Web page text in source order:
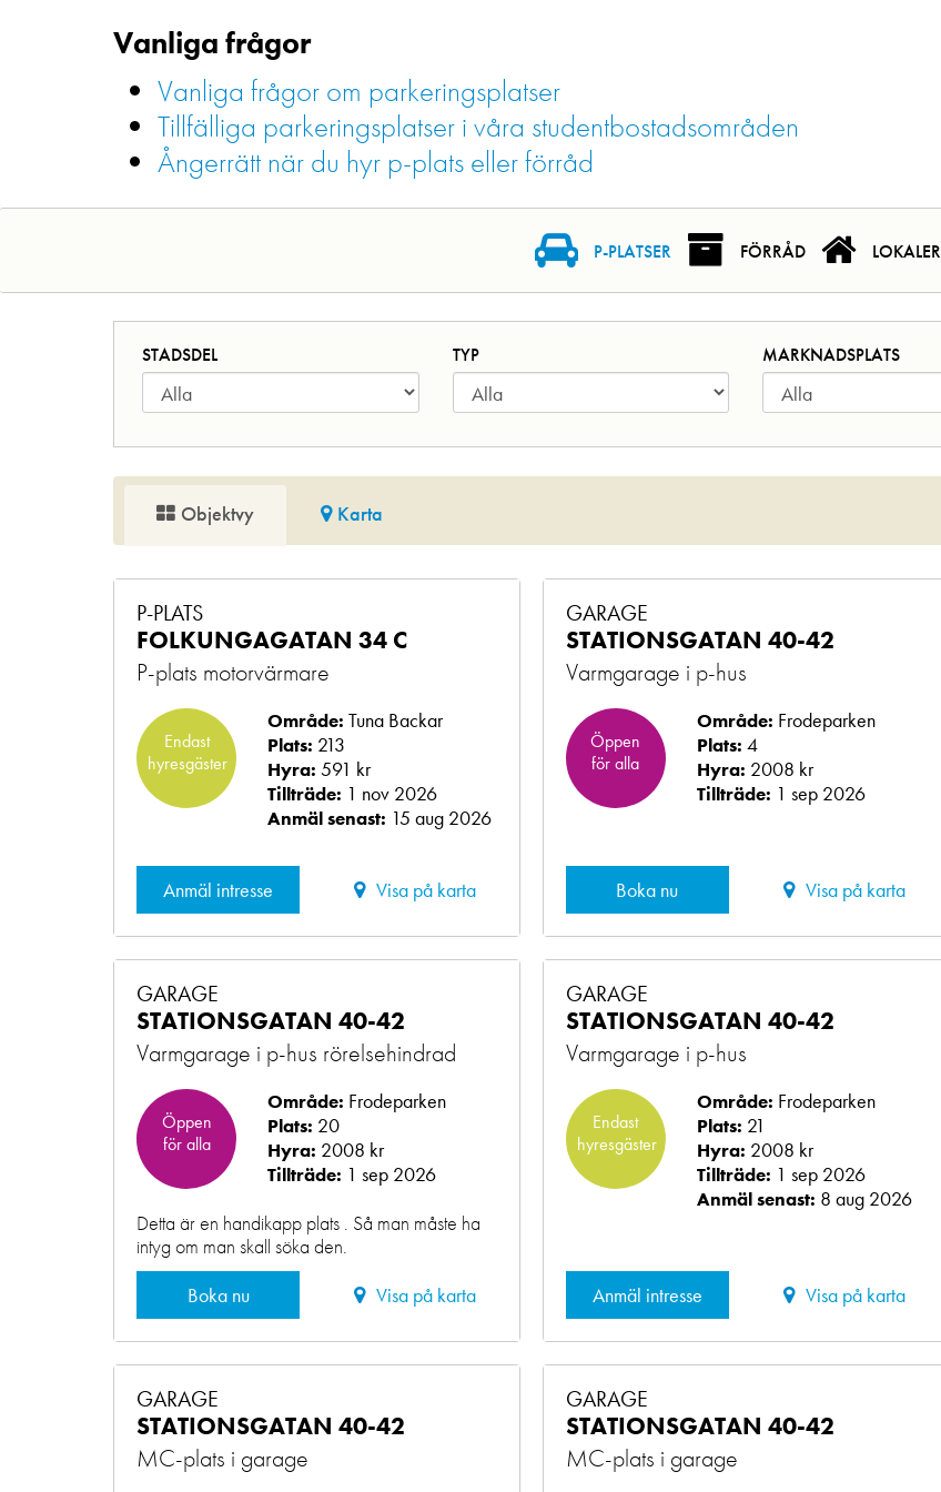
Vanliga frågor
Vanliga frågor om parkeringsplatser
Tillfälliga parkeringsplatser i våra studentbostadsområden
Ångerrätt när du hyr p-plats eller förråd
P-PLATSER FÖRRÅD LOKALER
STADSDEL TYP MARKNADSPLATS
Objektvy Karta
P-PLATS
FOLKUNGAGATAN 34 C
P-plats motorvärmare
Endast
hyresgäster
Område: Tuna Backar
Plats: 213
Hyra: 591 kr
Tillträde: 1 nov 2026
Anmäl senast: 15 aug 2026
Anmäl intresse Visa på karta
GARAGE
STATIONSGATAN 40-42
Varmgarage i p-hus
Öppen
för alla
Område: Frodeparken
Plats: 4
Hyra: 2008 kr
Tillträde: 1 sep 2026
Boka nu Visa på karta
GARAGE
STATIONSGATAN 40-42
Varmgarage i p-hus rörelsehindrad
Öppen
för alla
Område: Frodeparken
Plats: 20
Hyra: 2008 kr
Tillträde: 1 sep 2026
Detta är en handikapp plats . Så man måste ha
intyg om man skall söka den.
Boka nu
Visa på karta
GARAGE
STATIONSGATAN 40-42
Varmgarage i p-hus
Endast
hyresgäster
Område: Frodeparken
Plats: 21
Hyra: 2008 kr
Tillträde: 1 sep 2026
Anmäl senast: 8 aug 2026
Anmäl intresse Visa på karta
GARAGE
STATIONSGATAN 40-42
MC-plats i garage
GARAGE
STATIONSGATAN 40-42
MC-plats i garage